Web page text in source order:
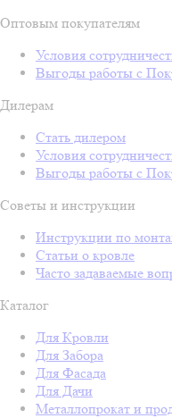
Оптовым покупателям
Условия
Выгоды работы с
Дилерам
Стать дилером
Условия
Выгоды работы с
Советы и инструкции
Инструкции по
Статьи о кровле
Часто задаваемые
Каталог
Для Кровли
Для Забора
Для Фасада
Для Дачи
Металлопрокат и